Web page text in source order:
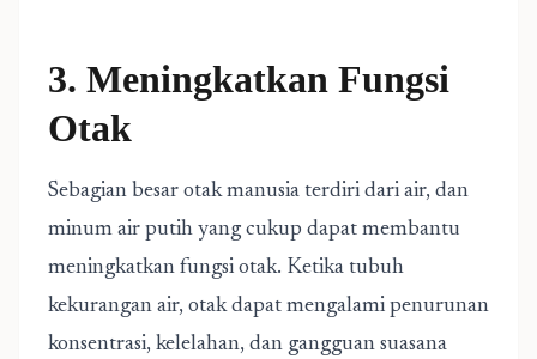
3. Meningkatkan Fungsi
Otak
Sebagian besar otak manusia terdiri dari air, dan
minum air putih yang cukup dapat membantu
meningkatkan fungsi otak. Ketika tubuh
kekurangan air, otak dapat mengalami penurunan
konsentrasi, kelelahan, dan gangguan suasana